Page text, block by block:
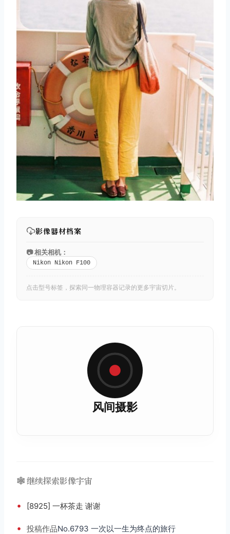
影像器材档案
📷 相关相机：
Nikon Nikon F100
点击型号标签，探索同一物理容器记录的更多宇宙切片。
风间摄影
🕸️ 继续探索影像宇宙
• [8925] 一杯茶走 谢谢
• 投稿作品No.6793 一次以一生为终点的旅行